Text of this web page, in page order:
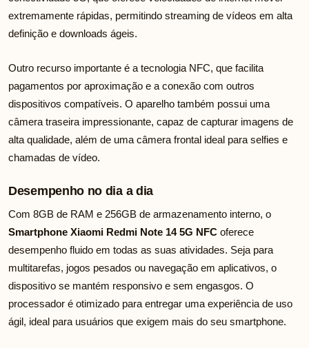
extremamente rápidas, permitindo streaming de vídeos em alta
definição e downloads ágeis.
Outro recurso importante é a tecnologia NFC, que facilita
pagamentos por aproximação e a conexão com outros
dispositivos compatíveis. O aparelho também possui uma
câmera traseira impressionante, capaz de capturar imagens de
alta qualidade, além de uma câmera frontal ideal para selfies e
chamadas de vídeo.
Desempenho no dia a dia
Com 8GB de RAM e 256GB de armazenamento interno, o
Smartphone Xiaomi Redmi Note 14 5G NFC oferece
desempenho fluido em todas as suas atividades. Seja para
multitarefas, jogos pesados ou navegação em aplicativos, o
dispositivo se mantém responsivo e sem engasgos. O
processador é otimizado para entregar uma experiência de uso
ágil, ideal para usuários que exigem mais do seu smartphone.